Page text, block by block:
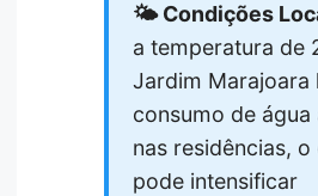
🌤️ Condições
a temperatura de
Jardim Marajoara
consumo de água
nas residências, o
pode intensificar